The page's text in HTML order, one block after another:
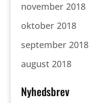
november 2018
oktober 2018
september 2018
august 2018
Nyhedsbrev